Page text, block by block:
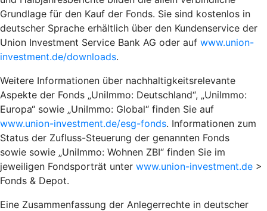
Grundlage für den Kauf der Fonds. Sie sind kostenlos in
deutscher Sprache erhältlich über den Kundenservice der
Union Investment Service Bank AG oder auf www.union-
investment.de/downloads.
Weitere Informationen über nachhaltigkeitsrelevante
Aspekte der Fonds „UniImmo: Deutschland“, „UniImmo:
Europa“ sowie „UniImmo: Global“ finden Sie auf
www.union-investment.de/esg-fonds. Informationen zum
Status der Zufluss-Steuerung der genannten Fonds
sowie sowie „UniImmo: Wohnen ZBI“ finden Sie im
jeweiligen Fondsporträt unter www.union-investment.de >
Fonds & Depot.
Eine Zusammenfassung der Anlegerrechte in deutscher